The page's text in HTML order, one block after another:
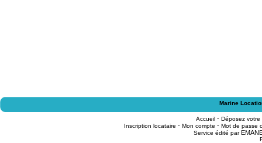
Marine
Accueil - Déposez
Inscription locataire - Mon compte - Mot de passe
Service édité par